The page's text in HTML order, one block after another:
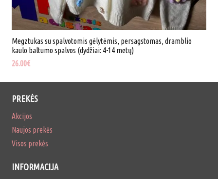
Megztukas su spalvotomis gėlytėmis, persagstomas, dramblio
kaulo baltumo spalvos (dydžiai: 4-14 metų)
26.00€
PREKĖS
Akcijos
Naujos prekės
Visos prekės
INFORMACIJA